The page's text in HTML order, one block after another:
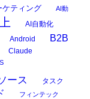
ケティング AI動
AI自動化
Android
B2B
Claude
ース
タスク
フィンテック